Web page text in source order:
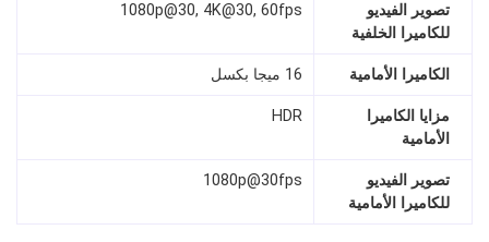
تصوير الفيديو
للكاميرا الخلفية
1080p@30, 4K@30, 60fps
الكاميرا الأمامية 16 ميجا بكسل
مزايا الكاميرا
الأمامية
HDR
تصوير الفيديو
للكاميرا الأمامية
1080p@30fps